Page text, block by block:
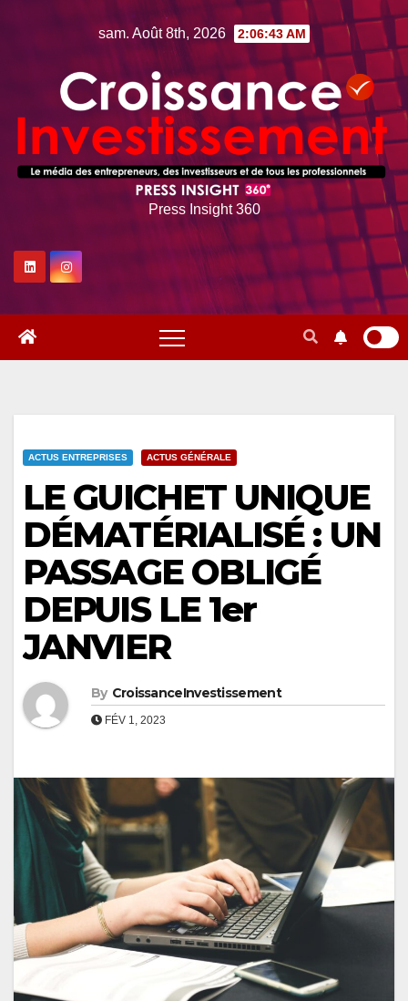
sam. Août 8th, 2026 2:06:44 AM
Press Insight 360
ACTUS ENTREPRISES ACTUS GÉNÉRALE
LE GUICHET UNIQUE
DÉMATÉRIALISÉ : UN
PASSAGE OBLIGÉ
DEPUIS LE 1er
JANVIER
By CroissanceInvestissement
FÉV 1, 2023